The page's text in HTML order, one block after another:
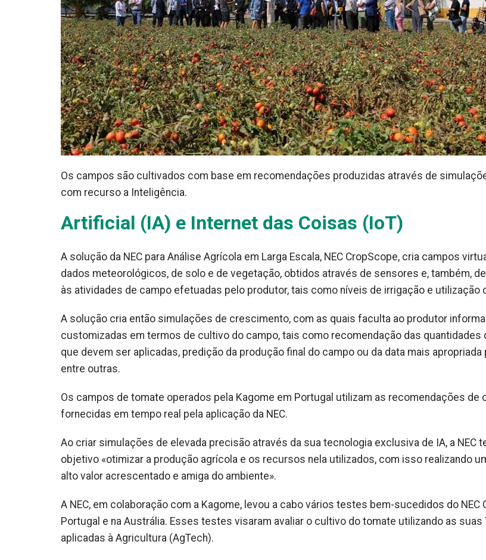
Os campos são cultivados com base em recomendações produzidas através de
com recurso a Inteligência.
Artificial (IA) e Internet das Coisas (IoT)
A solução da NEC para Análise Agrícola em Larga Escala, NEC CropScope, cria campos
dados meteorológicos, de solo e de vegetação, obtidos através de sensores e, também,
às atividades de campo efetuadas pelo produtor, tais como níveis de irrigação e utilização
A solução cria então simulações de crescimento, com as quais faculta ao produtor
customizadas em termos de cultivo do campo, tais como recomendação das quantidades
que devem ser aplicadas, predição da produção final do campo ou da data mais apropriada
entre outras.
Os campos de tomate operados pela Kagome em Portugal utilizam as recomendações de
fornecidas em tempo real pela aplicação da NEC.
Ao criar simulações de elevada precisão através da sua tecnologia exclusiva de IA, a NEC
objetivo «otimizar a produção agrícola e os recursos nela utilizados, com isso realizando
alto valor acrescentado e amiga do ambiente».
A NEC, em colaboração com a Kagome, levou a cabo vários testes bem-sucedidos do NEC
Portugal e na Austrália. Esses testes visaram avaliar o cultivo do tomate utilizando as suas
aplicadas à Agricultura (AgTech).